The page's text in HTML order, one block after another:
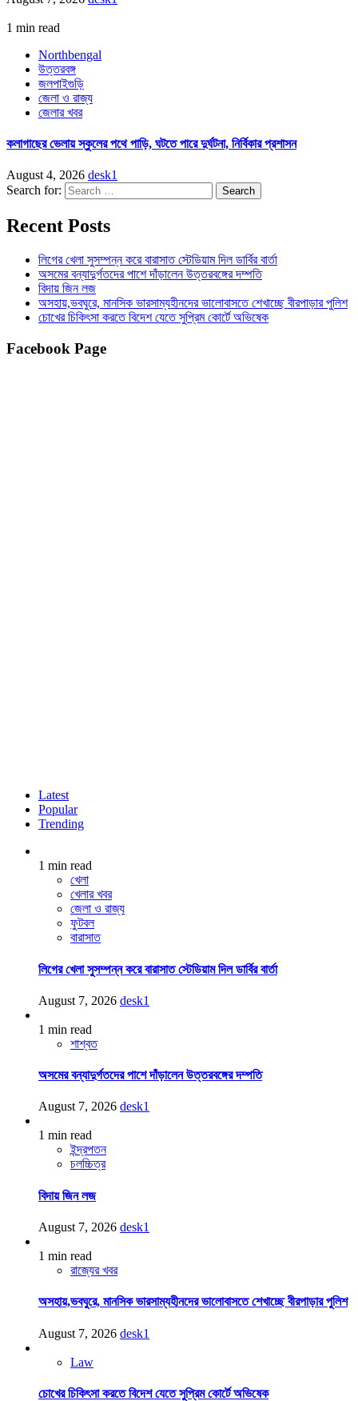
1 min read
Northbengal
উত্তরবঙ্গ
জলপাইগুড়ি
জেলা ও রাজ্য
জেলার খবর
কলাগাছের ভেলায় স্কুলের পথে পাড়ি, ঘটতে পারে দুর্ঘটনা, নির্বিকার প্রশাসন
August 4, 2026 desk1
Search for:
Recent Posts
লিগের খেলা সুসম্পন্ন করে বারাসাত স্টেডিয়াম দিল ডার্বির বার্তা
অসমের বন্যাদুর্গতদের পাশে দাঁড়ালেন উত্তরবঙ্গের দম্পতি
বিদায় জিন লজ
অসহায়,ভবঘুরে, মানসিক ভারসাম্যহীনদের ভালোবাসতে শেখাচ্ছে বীরপাড়ার পুলিশ
চোখের চিকিৎসা করতে বিদেশ যেতে সুপ্রিম কোর্টে অভিষেক
Facebook Page
Latest
Popular
Trending
1 min read
খেলা
খেলার খবর
জেলা ও রাজ্য
ফুটবল
বারাসাত
লিগের খেলা সুসম্পন্ন করে বারাসাত স্টেডিয়াম দিল ডার্বির বার্তা
August 7, 2026 desk1
1 min read
শাশ্বত
অসমের বন্যাদুর্গতদের পাশে দাঁড়ালেন উত্তরবঙ্গের দম্পতি
August 7, 2026 desk1
1 min read
ইন্দ্রপতন
চলচ্চিত্র
বিদায় জিন লজ
August 7, 2026 desk1
1 min read
রাজ্যের খবর
অসহায়,ভবঘুরে, মানসিক ভারসাম্যহীনদের ভালোবাসতে শেখাচ্ছে বীরপাড়ার পুলিশ
August 7, 2026 desk1
Law
চোখের চিকিৎসা করতে বিদেশ যেতে সুপ্রিম কোর্টে অভিষেক